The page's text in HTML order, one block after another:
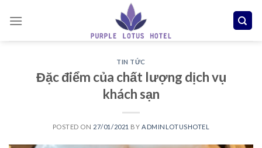
TIN TỨC
Đặc điểm của chất lượng dịch vụ
khách sạn
POSTED ON 27/01/2021 BY ADMINLOTUSHOTEL